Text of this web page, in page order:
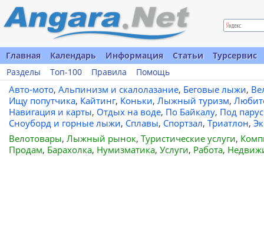
Главная Календарь Информация Статьи
Турсервис
Разделы
Топ-100 Правила Помощь
Авто-мото, Альпинизм и скалолазание, Беговые лыжи,
Ищу попутчика, Кайтинг, Коньки, Лыжный туризм,
Навигация и карты, Отдых на воде, По Байкалу, Под
Сноуборд и горные лыжи, Сплавы, Спортзал, Триатлон,
Велотовары, Лыжный рынок, Туристические услуги,
Продам, Барахолка, Нумизматика, Услуги, Работа,